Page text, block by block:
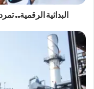
البدائية الرقمية..